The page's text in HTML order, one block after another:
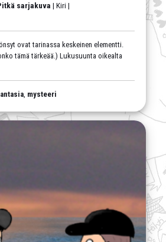
sarjakuva | Kiri |
ovat tarinassa keskeinen elementti.
tämä tärkeää.) Lukusuunta oikealta
, mysteeri